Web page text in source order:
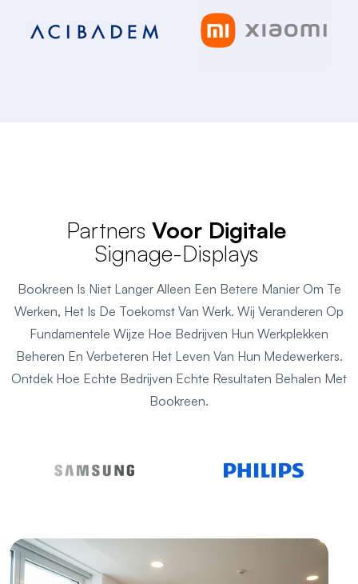
Partners Voor Digitale
Signage-Displays
Bookreen Is Niet Langer Alleen Een Betere Manier Om Te
Werken, Het Is De Toekomst Van Werk. Wij Veranderen Op
Fundamentele Wijze Hoe Bedrijven Hun Werkplekken
Beheren En Verbeteren Het Leven Van Hun Medewerkers.
Ontdek Hoe Echte Bedrijven Echte Resultaten Behalen Met
Bookreen.